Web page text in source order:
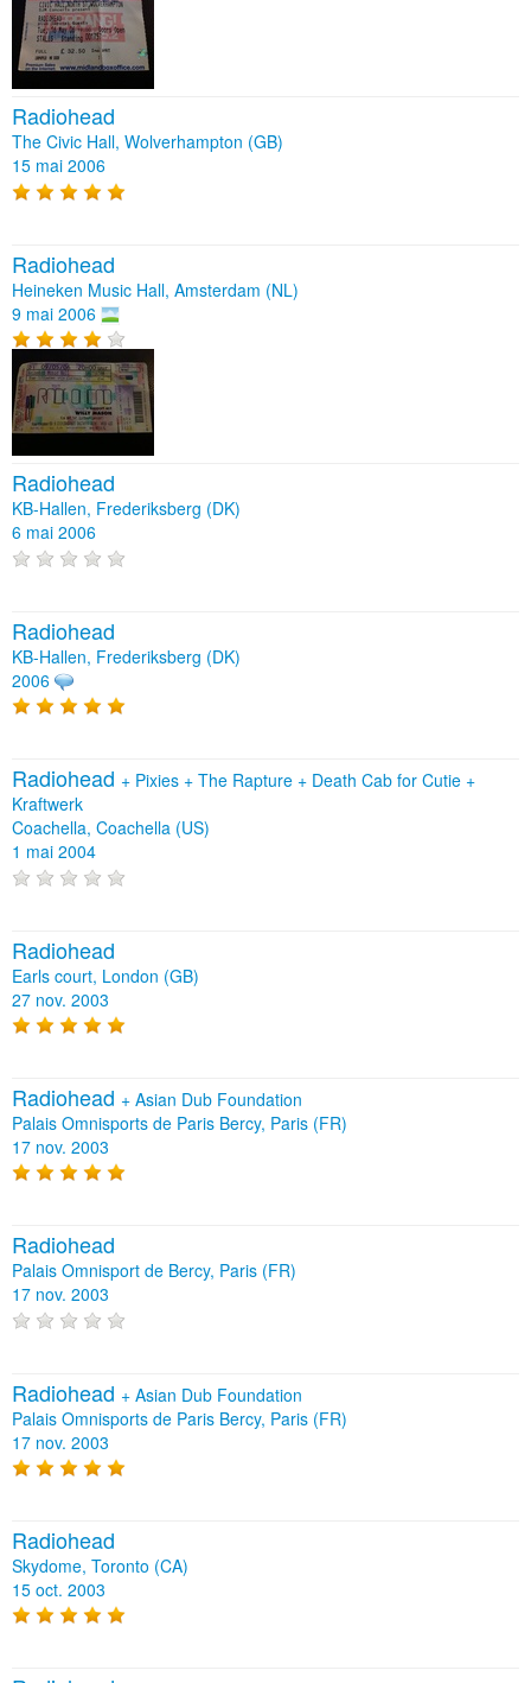
Radiohead
The Civic Hall, Wolverhampton (GB)
15 mai 2006
Radiohead
Heineken Music Hall, Amsterdam (NL)
9 mai 2006
Radiohead
KB-Hallen, Frederiksberg (DK)
6 mai 2006
Radiohead
KB-Hallen, Frederiksberg (DK)
2006
Radiohead + Pixies + The Rapture + Death Cab for Cutie +
Kraftwerk
Coachella, Coachella (US)
1 mai 2004
Radiohead
Earls court, London (GB)
27 nov. 2003
Radiohead + Asian Dub Foundation
Palais Omnisports de Paris Bercy, Paris (FR)
17 nov. 2003
Radiohead
Palais Omnisport de Bercy, Paris (FR)
17 nov. 2003
Radiohead + Asian Dub Foundation
Palais Omnisports de Paris Bercy, Paris (FR)
17 nov. 2003
Radiohead
Skydome, Toronto (CA)
15 oct. 2003